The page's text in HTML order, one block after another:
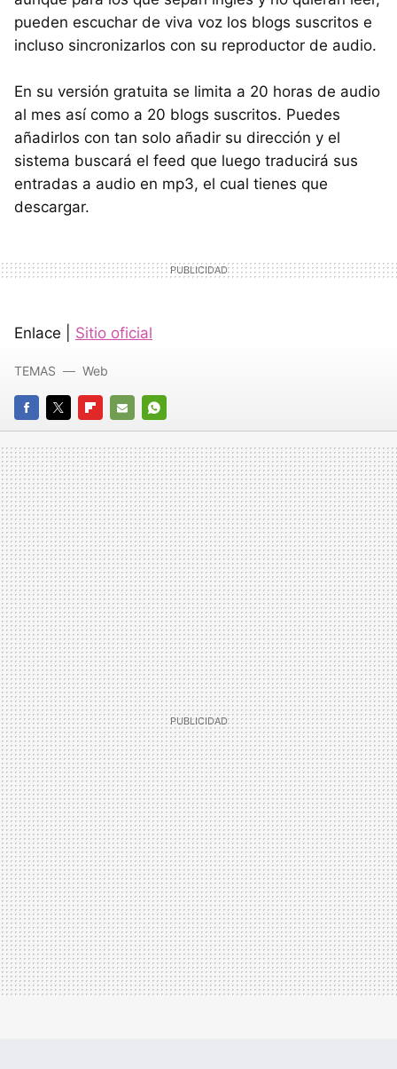
pueden escuchar de viva voz los blogs suscritos e
incluso sincronizarlos con su reproductor de audio.
En su versión gratuita se limita a 20 horas de audio
al mes así como a 20 blogs suscritos. Puedes
añadirlos con tan solo añadir su dirección y el
sistema buscará el feed que luego traducirá sus
entradas a audio en mp3, el cual tienes que
descargar.
Enlace | Sitio oficial
FACEBOOK
TWITTERFLIPBOARD
E-
MAIL
WHATSAPP
TEMAS Web